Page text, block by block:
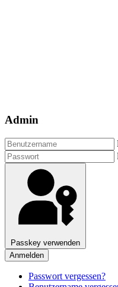
Admin
Passkey verwenden
Anmelden
Passwort vergessen?